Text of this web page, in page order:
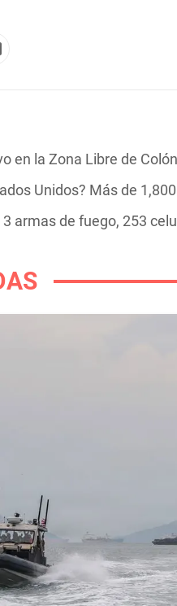
en la Zona Libre de
Unidos? Más de
armas de fuego, 253